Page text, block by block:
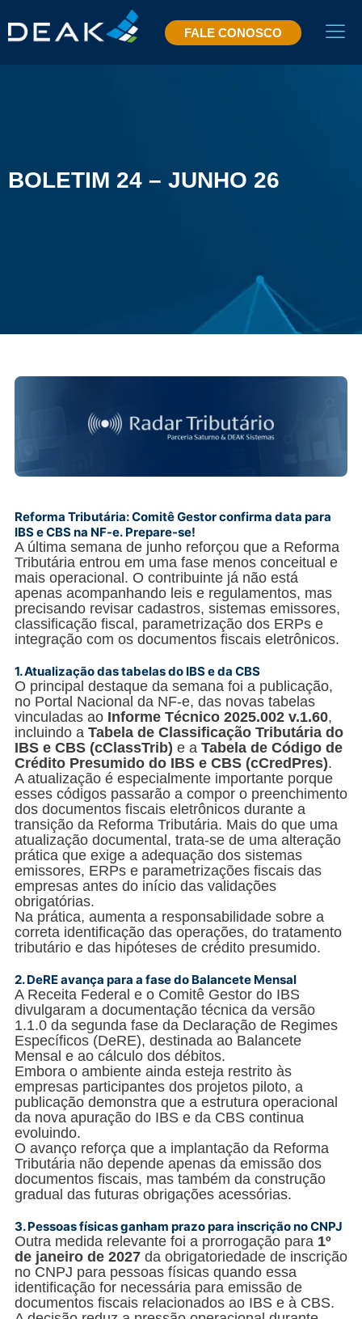
FALE CONOSCO
BOLETIM 24 – JUNHO 26
Reforma Tributária: Comitê Gestor confirma data para
IBS e CBS na NF-e. Prepare-se!
A última semana de junho reforçou que a Reforma
Tributária entrou em uma fase menos conceitual e
mais operacional. O contribuinte já não está
apenas acompanhando leis e regulamentos, mas
precisando revisar cadastros, sistemas emissores,
classificação fiscal, parametrização dos ERPs e
integração com os documentos fiscais eletrônicos.
1.Atualização das tabelas do IBS e da CBS
O principal destaque da semana foi a publicação,
no Portal Nacional da NF-e, das novas tabelas
vinculadas ao Informe Técnico 2025.002 v.1.60,
incluindo a Tabela de Classificação Tributária do
IBS e CBS (cClassTrib) e a Tabela de Código de
Crédito Presumido do IBS e CBS (cCredPres).
A atualização é especialmente importante porque
esses códigos passarão a compor o preenchimento
dos documentos fiscais eletrônicos durante a
transição da Reforma Tributária. Mais do que uma
atualização documental, trata-se de uma alteração
prática que exige a adequação dos sistemas
emissores, ERPs e parametrizações fiscais das
empresas antes do início das validações
obrigatórias.
Na prática, aumenta a responsabilidade sobre a
correta identificação das operações, do tratamento
tributário e das hipóteses de crédito presumido.
2.DeRE avança para a fase do Balancete Mensal
A Receita Federal e o Comitê Gestor do IBS
divulgaram a documentação técnica da versão
1.1.0 da segunda fase da Declaração de Regimes
Específicos (DeRE), destinada ao Balancete
Mensal e ao cálculo dos débitos.
Embora o ambiente ainda esteja restrito às
empresas participantes dos projetos piloto, a
publicação demonstra que a estrutura operacional
da nova apuração do IBS e da CBS continua
evoluindo.
O avanço reforça que a implantação da Reforma
Tributária não depende apenas da emissão dos
documentos fiscais, mas também da construção
gradual das futuras obrigações acessórias.
3. Pessoas físicas ganham prazo para inscrição no CNPJ
Outra medida relevante foi a prorrogação para 1º
de janeiro de 2027 da obrigatoriedade de inscrição
no CNPJ para pessoas físicas quando essa
identificação for necessária para emissão de
documentos fiscais relacionados ao IBS e à CBS.